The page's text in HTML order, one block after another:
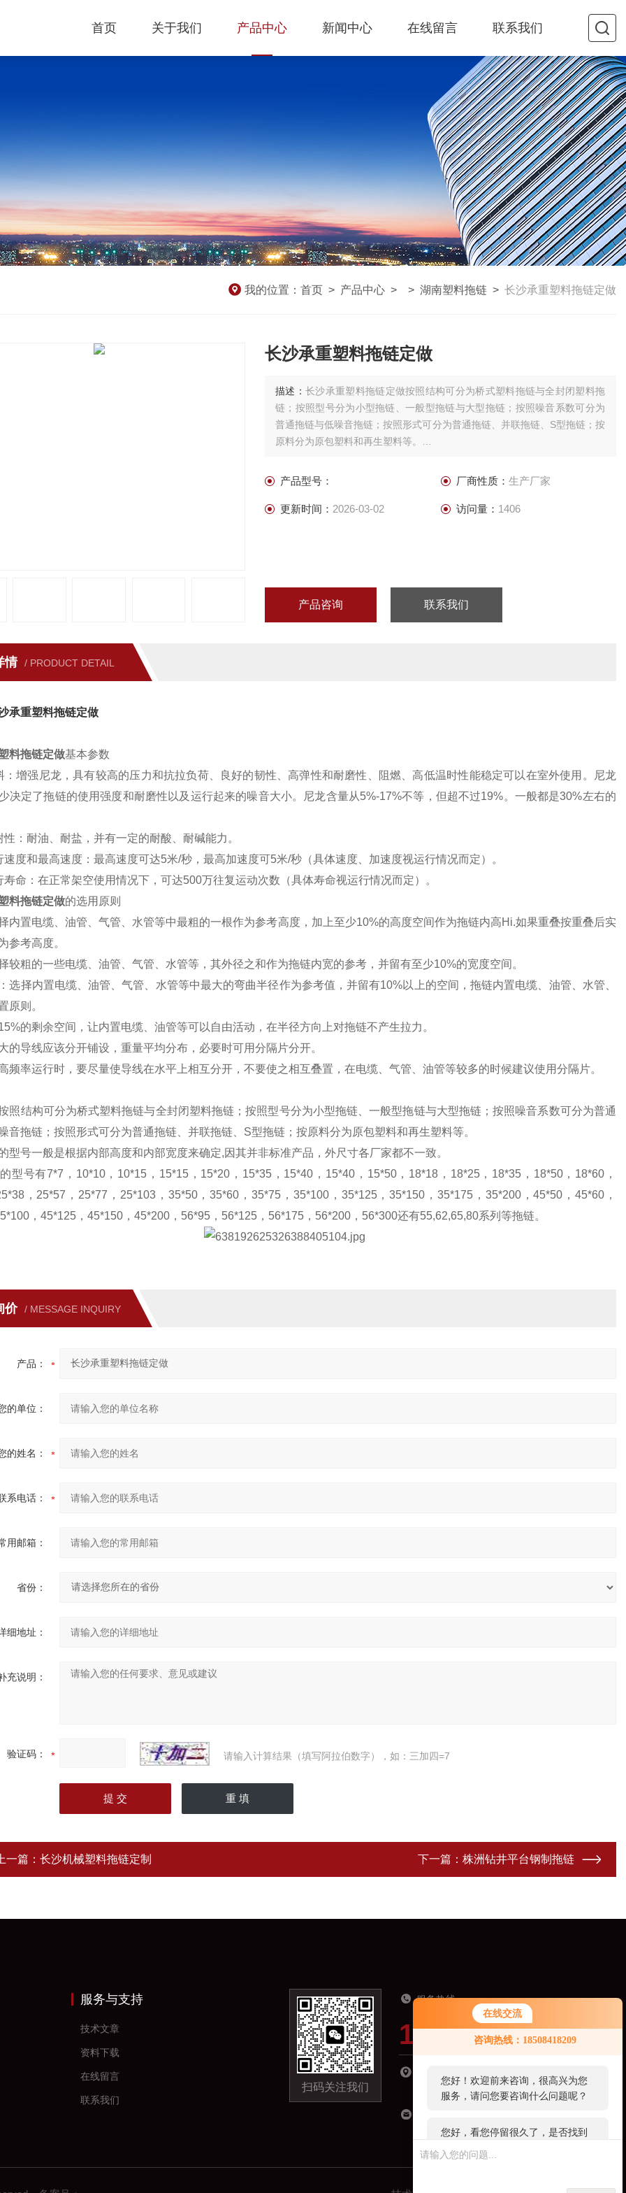
在线交流
咨询热线：18508418209
您好！欢迎前来咨询，很高兴为您
服务，请问您要咨询什么问题呢？
您好，看您停留很久了，是否找到
了需求产品，您可以直接在线与我
首页 关于我们 产品中心 新闻中心 在线留言 联系我们
我的位置： 首页 > 产品中心 > > 湖南塑料拖链 > 长沙承重塑料拖链定做
长沙承重塑料拖链定做
描述：长沙承重塑料拖链定做按照结构可分为桥式塑料拖链与全封闭塑料拖
链；按照型号分为小型拖链、一般型拖链与大型拖链；按照噪音系数可分为
普通拖链与低噪音拖链；按照形式可分为普通拖链、并联拖链、S型拖链；按
原料分为原包塑料和再生塑料等。
外尺寸各厂家都不一致。
产品型号： 厂商性质： 生产厂家
更新时间： 2026-03-02 访问量： 1406
产品咨询 联系我们
情 / PRODUCT DETAIL
承重塑料拖链定做
料拖链定做基本参数
：增强尼龙，具有较高的压力和抗拉负荷、良好的韧性、高弹性和耐磨性、阻燃、高低温时性能稳定可以在室外使用。尼龙
决定了拖链的使用强度和耐磨性以及运行起来的噪音大小。尼龙含量从5%-17%不等，但超不过19%。一般都是30%左右的
性：耐油、耐盐，并有一定的耐酸、耐碱能力。
速度和最高速度：最高速度可达5米/秒，最高加速度可5米/秒（具体速度、加速度视运行情况而定）。
寿命：在正常架空使用情况下，可达500万往复运动次数（具体寿命视运行情况而定）。
料拖链定做的选用原则
内置电缆、油管、气管、水管等中最粗的一根作为参考高度，加上至少10%的高度空间作为拖链内高Hi.如果重叠按重叠后实
为参考高度。
较粗的一些电缆、油管、气管、水管等，其外径之和作为拖链内宽的参考，并留有至少10%的宽度空间。
选择内置电缆、油管、气管、水管等中最大的弯曲半径作为参考值，并留有10%以上的空间，拖链内置电缆、油管、水管、
置原则。
的剩余空间，让内置电缆、油管等可以自由活动，在半径方向上对拖链不产生拉力。
的导线应该分开铺设，重量平均分布，必要时可用分隔片分开。
频率运行时，要尽量使导线在水平上相互分开，不要使之相互叠置，在电缆、气管、油管等较多的时候建议使用分隔片。
照结构可分为桥式塑料拖链与全封闭塑料拖链；按照型号分为小型拖链、一般型拖链与大型拖链；按照噪音系数可分为普通
音拖链；按照形式可分为普通拖链、并联拖链、S型拖链；按原料分为原包塑料和再生塑料等。
型号一般是根据内部高度和内部宽度来确定,因其并非标准产品，外尺寸各厂家都不一致。
型号有7*7，10*10，10*15，15*15，15*20，15*35，15*40，15*40，15*50，18*18，18*25，18*35，18*50，18*60，
，25*57，25*77，25*103，35*50，35*60，35*75，35*100，35*125，35*150，35*175，35*200，45*50，45*60，
，45*125，45*150，45*200，56*95，56*125，56*175，56*200，56*300还有55,62,65,80系列等拖链。
价 / MESSAGE INQUIRY
产品：
的单位：
的姓名：
系电话：
用邮箱：
省份：
细地址：
充说明：
验证码： 请输入计算结果（填写阿拉伯数字），如：三加四=7
一篇： 长沙机械塑料拖链定制 下一篇： 株洲钻井平台钢制拖链
服务与支持
技术文章
资料下载
在线留言
联系我们
扫码关注我们
服务热线
19918821321
区C区-09栋301室